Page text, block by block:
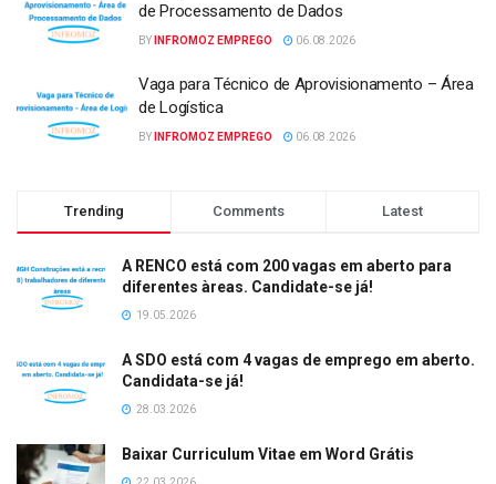
de Processamento de Dados
BY INFROMOZ EMPREGO 06.08.2026
Vaga para Técnico de Aprovisionamento – Área
de Logística
BY INFROMOZ EMPREGO 06.08.2026
Trending Comments Latest
A RENCO está com 200 vagas em aberto para
diferentes àreas. Candidate-se já!
19.05.2026
A SDO está com 4 vagas de emprego em aberto.
Candidata-se já!
28.03.2026
Baixar Curriculum Vitae em Word Grátis